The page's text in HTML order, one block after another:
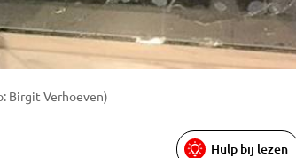
Birgit Verhoeven)
Hulp bij lezen